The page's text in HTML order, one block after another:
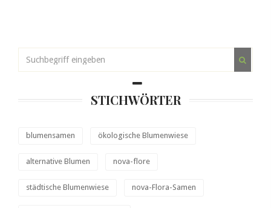
STICHWÖRTER
blumensamen ökologische Blumenwiese
alternative Blumen nova-flore
städtische Blumenwiese nova-Flora-Samen